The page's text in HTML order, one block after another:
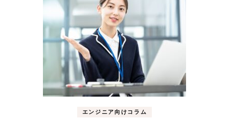
エンジニア向けコラム